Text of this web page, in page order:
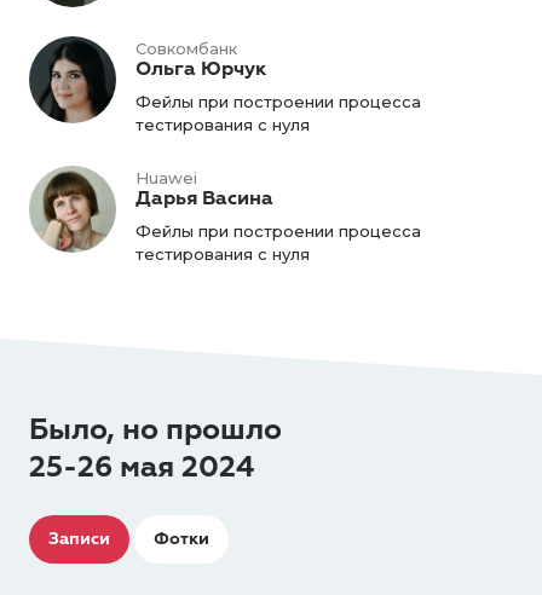
Совкомбанк
Ольга Юрчук
Фейлы при построении процесса
тестирования с нуля
Huawei
Дарья Васина
Фейлы при построении процесса
тестирования с нуля
Было, но прошло
25-26 мая 2024
Записи Фотки